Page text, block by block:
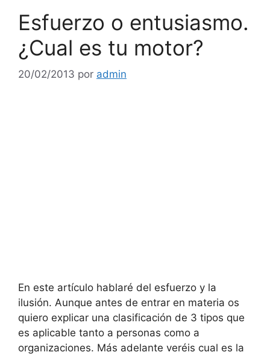
Esfuerzo o entusiasmo.
¿Cual es tu motor?
20/02/2013 por admin
En este artículo hablaré del esfuerzo y la
ilusión. Aunque antes de entrar en materia os
quiero explicar una clasificación de 3 tipos que
es aplicable tanto a personas como a
organizaciones. Más adelante veréis cual es la